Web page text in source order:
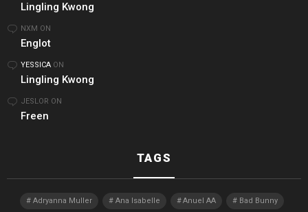
Lingling Kwong
NXM ON
Englot
YESSICA ON
Lingling Kwong
JESLOR ON
Freen
TAGS
Adryanna Muller Ana Isabelle Anuel AA Bad Bunny